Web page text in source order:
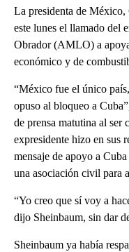
La presidenta de
este lunes el llamado del
Obrador (AMLO) a
económico y de
“México fue el único
opuso al bloqueo a
de prensa matutina al ser
expresidente hizo en sus
mensaje de apoyo a
una asociación civil para
“Yo creo que sí voy a
dijo Sheinbaum, sin dar
Sheinbaum ya había